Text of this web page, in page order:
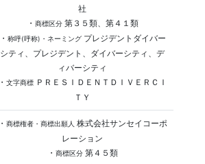
社
・ 商標区分第３５類、第４１類
・ 称呼(呼称)・ネーミングプレジデントダイバー
シティ、プレジデント、ダイバーシティ、デ
ィバーシティ
・ 文字商標ＰＲＥＳＩＤＥＮＴＤＩＶＥＲＣＩ
ＴＹ
・ 商標権者・商標出願人 株式会社サンセイコーポ
レーション
・ 商標区分第４５類